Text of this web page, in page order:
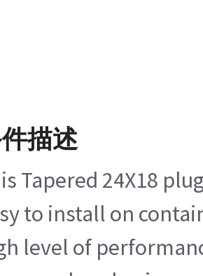
描述
Tapered 24X18
to install on
level of